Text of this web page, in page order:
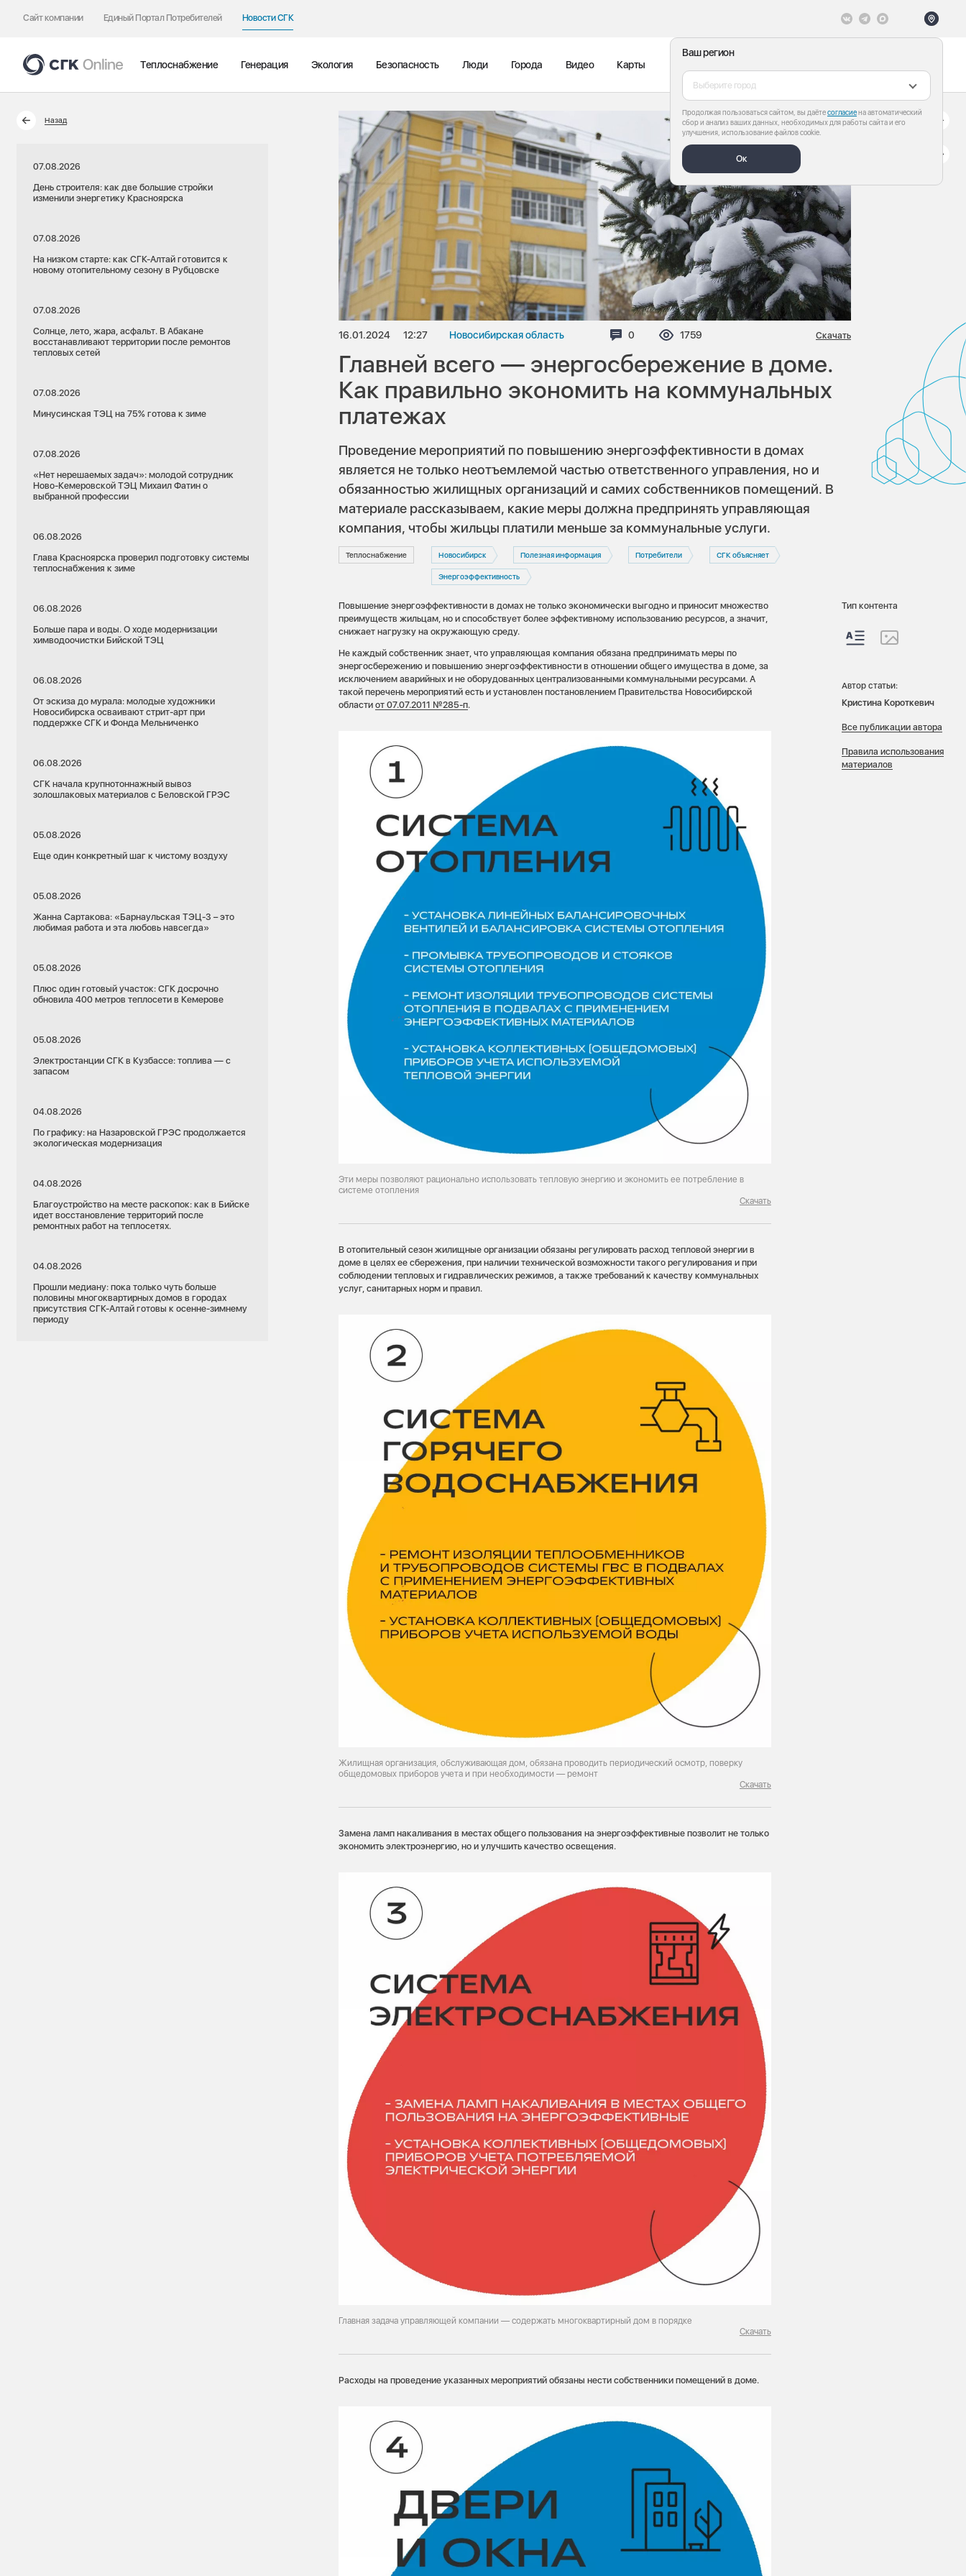
Сайт компании Единый Портал Потребителей Новости СГК
Ваш регион
Выберите город
Продолжая пользоваться сайтом, вы даётесогласиена автоматический
сбор и анализ ваших данных, необходимых для работы сайта и его
улучшения, использование файлов cookie.
Ок
Теплоснабжение Генерация Экология Безопасность Люди Города Видео Карты
Назад
07.08.2026
День строителя: как две большие стройки
изменили энергетику Красноярска
07.08.2026
На низком старте: как СГК-Алтай готовится к
новому отопительному сезону в Рубцовске
07.08.2026
Солнце, лето, жара, асфальт. В Абакане
восстанавливают территории после ремонтов
тепловых сетей
07.08.2026
Минусинская ТЭЦ на 75% готова к зиме
07.08.2026
«Нет нерешаемых задач»: молодой сотрудник
Ново-Кемеровской ТЭЦ Михаил Фатин о
выбранной профессии
06.08.2026
Глава Красноярска проверил подготовку системы
теплоснабжения к зиме
06.08.2026
Больше пара и воды. О ходе модернизации
химводоочистки Бийской ТЭЦ
06.08.2026
От эскиза до мурала: молодые художники
Новосибирска осваивают стрит-арт при
поддержке СГК и Фонда Мельниченко
06.08.2026
СГК начала крупнотоннажный вывоз
золошлаковых материалов с Беловской ГРЭС
05.08.2026
Еще один конкретный шаг к чистому воздуху
05.08.2026
Жанна Сартакова: «Барнаульская ТЭЦ-3 – это
любимая работа и эта любовь навсегда»
05.08.2026
Плюс один готовый участок: СГК досрочно
обновила 400 метров теплосети в Кемерове
05.08.2026
Электростанции СГК в Кузбассе: топлива — с
запасом
04.08.2026
По графику: на Назаровской ГРЭС продолжается
экологическая модернизация
04.08.2026
Благоустройство на месте раскопок: как в Бийске
идет восстановление территорий после
ремонтных работ на теплосетях.
04.08.2026
Прошли медиану: пока только чуть больше
половины многоквартирных домов в городах
присутствия СГК-Алтай готовы к осенне-зимнему
периоду
16.01.2024 12:27 Новосибирская область Комментариев:
0 Просмотров:
1759 Скачать
Главней всего — энергосбережение в доме.
Как правильно экономить на коммунальных
платежах
Проведение мероприятий по повышению энергоэффективности в домах
является не только неотъемлемой частью ответственного управления, но и
обязанностью жилищных организаций и самих собственников помещений. В
материале рассказываем, какие меры должна предпринять управляющая
компания, чтобы жильцы платили меньше за коммунальные услуги.
Теплоснабжение Новосибирск Полезная информация Потребители СГК объясняет
Энергоэффективность
Повышение энергоэффективности в домах не только экономически выгодно и приносит множество
преимуществ жильцам, но и способствует более эффективному использованию ресурсов, а значит,
снижает нагрузку на окружающую среду.
Не каждый собственник знает, что управляющая компания обязана предпринимать меры по
энергосбережению и повышению энергоэффективности в отношении общего имущества в доме, за
исключением аварийных и не оборудованных централизованными коммунальными ресурсами. А
такой перечень мероприятий есть и установлен постановлением Правительства Новосибирской
областиот 07.07.2011 №285-п.
Эти меры позволяют рационально использовать тепловую энергию и экономить ее потребление в
системе отопления
Скачать
В отопительный сезон жилищные организации обязаны регулировать расход тепловой энергии в
доме в целях ее сбережения, при наличии технической возможности такого регулирования и при
соблюдении тепловых и гидравлических режимов, а также требований к качеству коммунальных
услуг, санитарных норм и правил.
Жилищная организация, обслуживающая дом, обязана проводить периодический осмотр, поверку
общедомовых приборов учета и при необходимости — ремонт
Скачать
Замена ламп накаливания в местах общего пользования на энергоэффективные позволит не только
экономить электроэнергию, но и улучшить качество освещения.
Главная задача управляющей компании — содержать многоквартирный дом в порядке
Скачать
Расходы на проведение указанных мероприятий обязаны нести собственники помещений в доме.
Тип контента
Автор статьи:
Кристина Короткевич
Все публикации автора
Правила использования
материалов